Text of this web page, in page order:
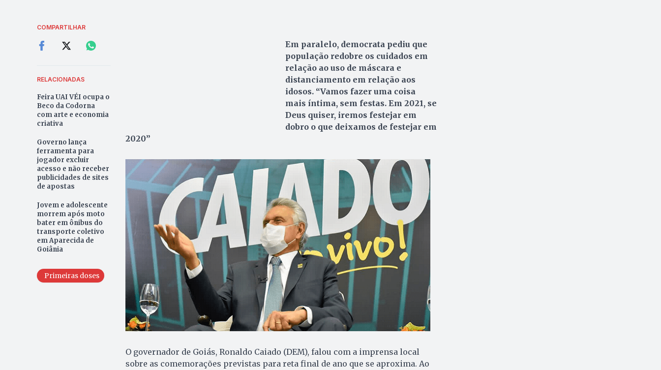
COMPARTILHAR
RELACIONADAS
Feira UAI VÉI ocupa o
Beco da Codorna
com arte e economia
criativa
Governo lança
ferramenta para
jogador excluir
acesso e não receber
publicidades de sites
de apostas
Jovem e adolescente
morrem após moto
bater em ônibus do
transporte coletivo
em Aparecida de
Goiânia
Primeiras doses
Em paralelo, democrata pediu que
população redobre os cuidados em
relação ao uso de máscara e
distanciamento em relação aos
idosos. “Vamos fazer uma coisa
mais íntima, sem festas. Em 2021, se
Deus quiser, iremos festejar em
dobro o que deixamos de festejar em
2020”
O governador de Goiás, Ronaldo Caiado (DEM), falou com a imprensa local
sobre as comemorações previstas para reta final de ano que se aproxima. Ao